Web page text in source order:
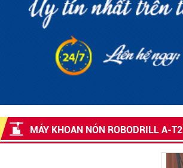
MÁY KHOAN NÓN ROBODRILL Α-